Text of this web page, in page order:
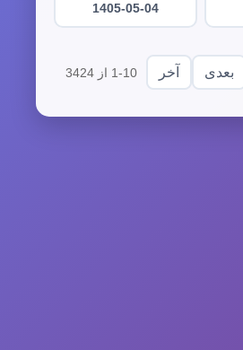
1405-05-04
بعدی آخر 1-10 از 3424